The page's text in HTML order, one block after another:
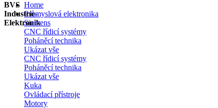
Home
Průmyslová elektronika
Siemens
CNC řídicí systémy
Poháněcí technika
Ukázat vše
CNC řídicí systémy
Poháněcí technika
Ukázat vše
Kuka
Ovládací přístroje
Motory